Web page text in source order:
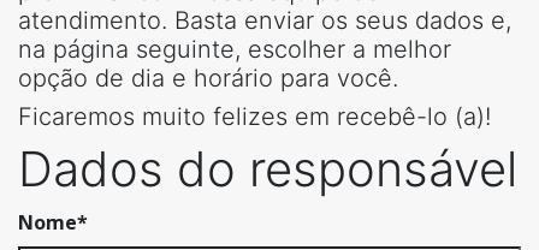
atendimento. Basta enviar os seus dados e,
na página seguinte, escolher a melhor
opção de dia e horário para você.
Ficaremos muito felizes em recebê-lo (a)!
Dados do responsável
Nome*